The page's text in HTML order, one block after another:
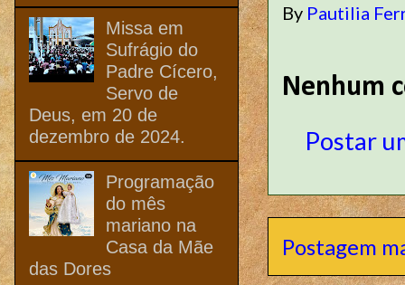
By Pautilia
Nenhum
Postar
Postagem
Missa em
Sufrágio do
Padre Cícero,
Servo de
Deus, em 20 de
dezembro de 2024.
Programação
do mês
mariano na
Casa da Mãe
das Dores